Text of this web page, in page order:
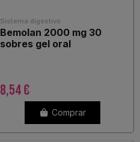
Sistema digestivo
Bemolan 2000 mg 30
sobres gel oral
8,54 €
Comprar